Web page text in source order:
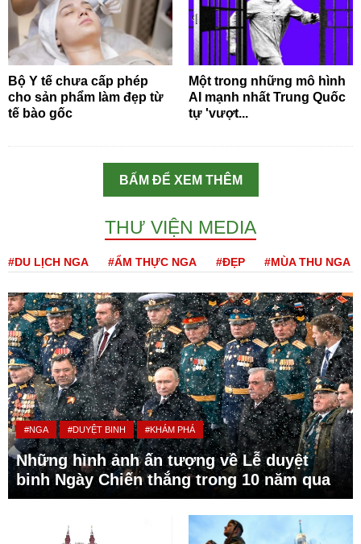
Bộ Y tế chưa cấp phép
cho sản phẩm làm đẹp từ
tế bào gốc
Một trong những mô hình
AI mạnh nhất Trung Quốc
tự 'vượt...
BẤM ĐỂ XEM THÊM
THƯ VIỆN MEDIA
#DU LỊCH NGA #ẨM THỰC NGA #ĐẸP #MÙA THU NGA
#NGA #DUYỆT BINH #KHÁM PHÁ
Những hình ảnh ấn tượng về Lễ duyệt
binh Ngày Chiến thắng trong 10 năm qua